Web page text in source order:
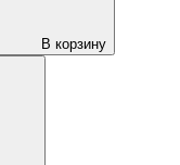
В корзину